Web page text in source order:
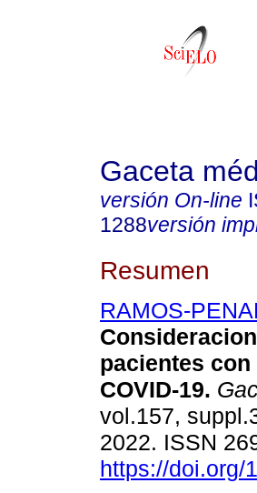
Gaceta
versión On-line
1288versión
Resumen
RAMOS-
pacientes
COVID-19.
vol.157,
2022. ISSN
https://doi.org/